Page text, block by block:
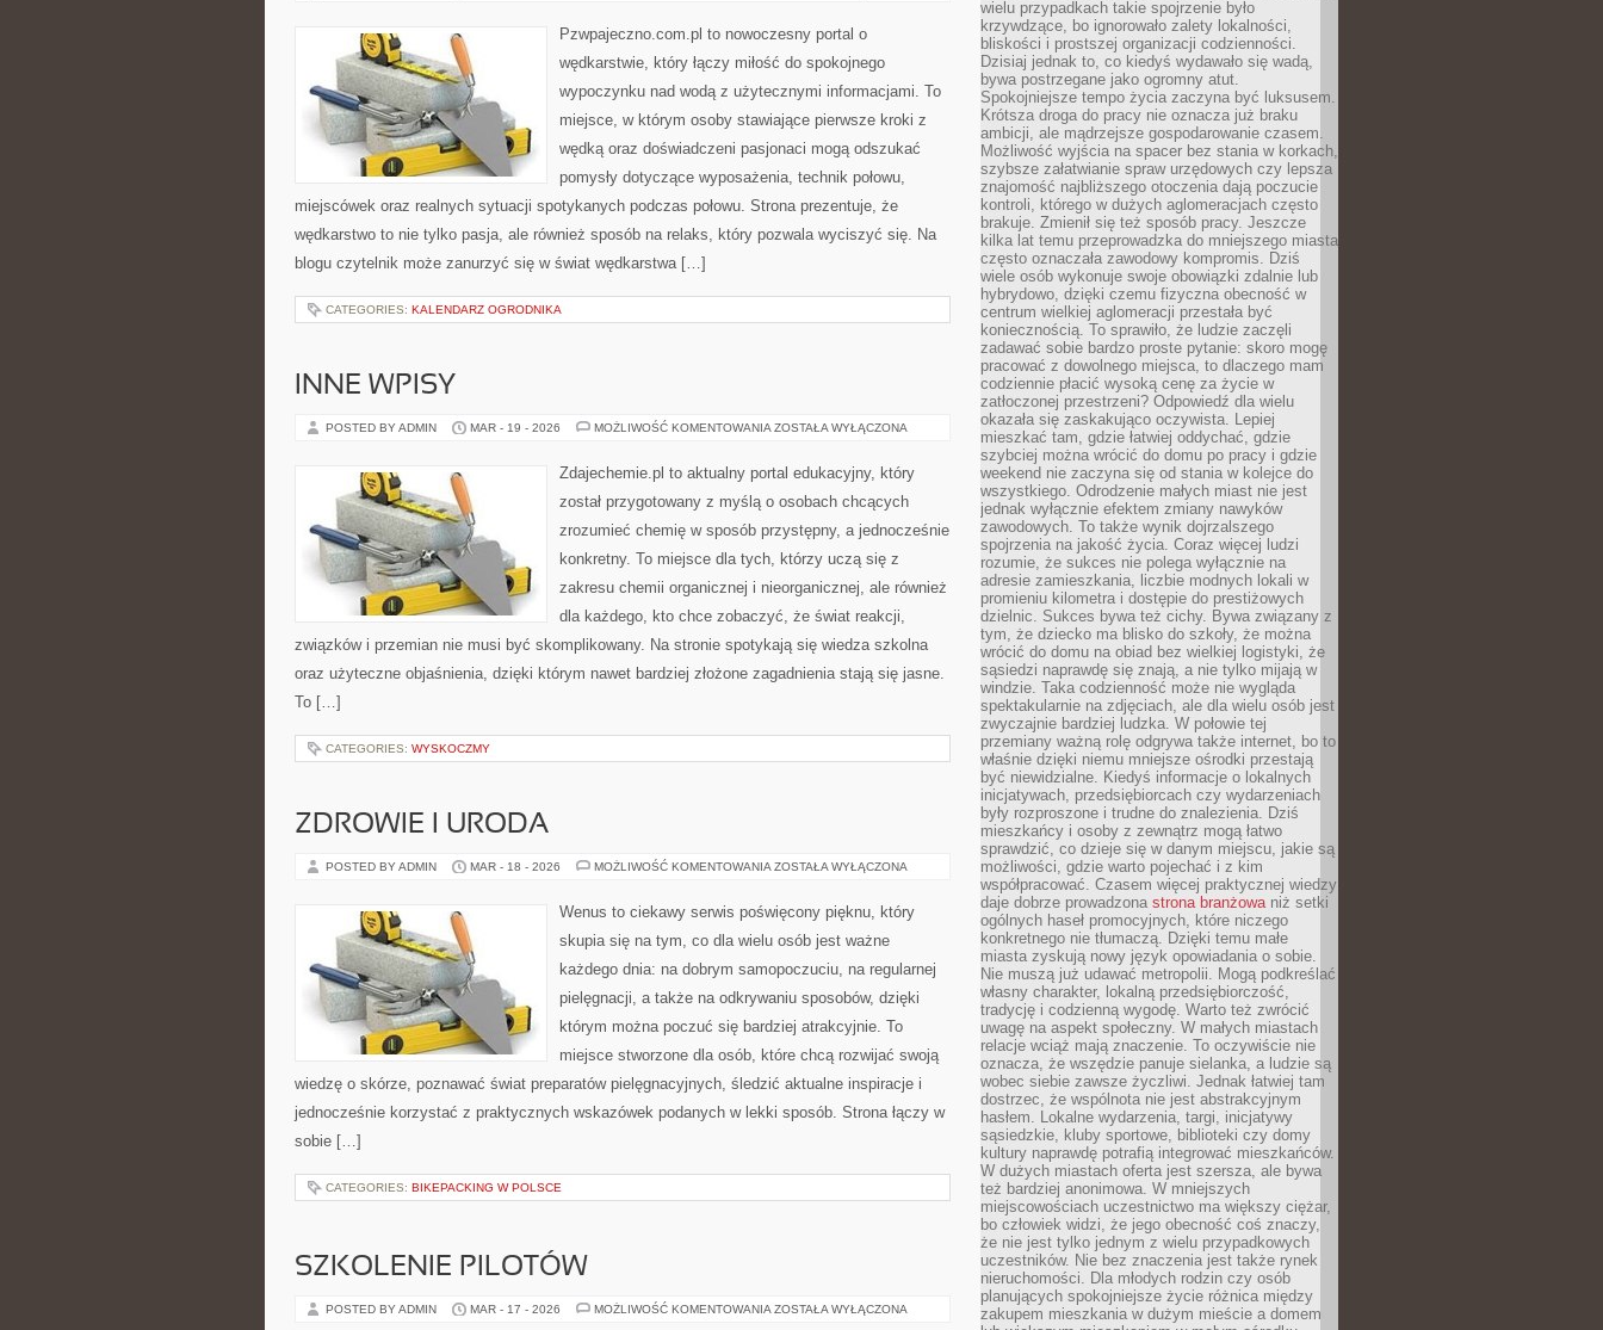
Pzwpajeczno.com.pl to nowoczesny portal o
wędkarstwie, który łączy miłość do spokojnego
wypoczynku nad wodą z użytecznymi informacjami. To
miejsce, w którym osoby stawiające pierwsze kroki z
wędką oraz doświadczeni pasjonaci mogą odszukać
pomysły dotyczące wyposażenia, technik połowu,
miejscówek oraz realnych sytuacji spotykanych podczas połowu. Strona prezentuje, że
wędkarstwo to nie tylko pasja, ale również sposób na relaks, który pozwala wyciszyć się. Na
blogu czytelnik może zanurzyć się w świat wędkarstwa […]
CATEGORIES: KALENDARZ OGRODNIKA
INNE WPISY
POSTED BY ADMIN MAR - 19 - 2026 MOŻLIWOŚĆ KOMENTOWANIA INNE
ZOSTAŁA WYŁĄCZONA
Zdajechemie.pl to aktualny portal edukacyjny, który
został przygotowany z myślą o osobach chcących
zrozumieć chemię w sposób przystępny, a jednocześnie
konkretny. To miejsce dla tych, którzy uczą się z
zakresu chemii organicznej i nieorganicznej, ale również
dla każdego, kto chce zobaczyć, że świat reakcji,
związków i przemian nie musi być skomplikowany. Na stronie spotykają się wiedza szkolna
oraz użyteczne objaśnienia, dzięki którym nawet bardziej złożone zagadnienia stają się jasne.
To […]
CATEGORIES: WYSKOCZMY
ZDROWIE I URODA
POSTED BY ADMIN MAR - 18 - 2026 MOŻLIWOŚĆ KOMENTOWANIA ZDROWIE
ZOSTAŁA WYŁĄCZONA
Wenus to ciekawy serwis poświęcony pięknu, który
skupia się na tym, co dla wielu osób jest ważne
każdego dnia: na dobrym samopoczuciu, na regularnej
pielęgnacji, a także na odkrywaniu sposobów, dzięki
którym można poczuć się bardziej atrakcyjnie. To
miejsce stworzone dla osób, które chcą rozwijać swoją
wiedzę o skórze, poznawać świat preparatów pielęgnacyjnych, śledzić aktualne inspiracje i
jednocześnie korzystać z praktycznych wskazówek podanych w lekki sposób. Strona łączy w
sobie […]
CATEGORIES: BIKEPACKING W POLSCE
SZKOLENIE PILOTÓW
POSTED BY ADMIN MAR - 17 - 2026 MOŻLIWOŚĆ KOMENTOWANIA SZKOLENIE
ZOSTAŁA WYŁĄCZONA
wielu przypadkach takie spojrzenie było
krzywdzące, bo ignorowało zalety lokalności,
bliskości i prostszej organizacji codzienności.
Dzisiaj jednak to, co kiedyś wydawało się wadą,
bywa postrzegane jako ogromny atut.
Spokojniejsze tempo życia zaczyna być luksusem.
Krótsza droga do pracy nie oznacza już braku
ambicji, ale mądrzejsze gospodarowanie czasem.
Możliwość wyjścia na spacer bez stania w korkach,
szybsze załatwianie spraw urzędowych czy lepsza
znajomość najbliższego otoczenia dają poczucie
kontroli, którego w dużych aglomeracjach często
brakuje. Zmienił się też sposób pracy. Jeszcze
kilka lat temu przeprowadzka do mniejszego miasta
często oznaczała zawodowy kompromis. Dziś
wiele osób wykonuje swoje obowiązki zdalnie lub
hybrydowo, dzięki czemu fizyczna obecność w
centrum wielkiej aglomeracji przestała być
koniecznością. To sprawiło, że ludzie zaczęli
zadawać sobie bardzo proste pytanie: skoro mogę
pracować z dowolnego miejsca, to dlaczego mam
codziennie płacić wysoką cenę za życie w
zatłoczonej przestrzeni? Odpowiedź dla wielu
okazała się zaskakująco oczywista. Lepiej
mieszkać tam, gdzie łatwiej oddychać, gdzie
szybciej można wrócić do domu po pracy i gdzie
weekend nie zaczyna się od stania w kolejce do
wszystkiego. Odrodzenie małych miast nie jest
jednak wyłącznie efektem zmiany nawyków
zawodowych. To także wynik dojrzalszego
spojrzenia na jakość życia. Coraz więcej ludzi
rozumie, że sukces nie polega wyłącznie na
adresie zamieszkania, liczbie modnych lokali w
promieniu kilometra i dostępie do prestiżowych
dzielnic. Sukces bywa też cichy. Bywa związany z
tym, że dziecko ma blisko do szkoły, że można
wrócić do domu na obiad bez wielkiej logistyki, że
sąsiedzi naprawdę się znają, a nie tylko mijają w
windzie. Taka codzienność może nie wygląda
spektakularnie na zdjęciach, ale dla wielu osób jest
zwyczajnie bardziej ludzka. W połowie tej
przemiany ważną rolę odgrywa także internet, bo to
właśnie dzięki niemu mniejsze ośrodki przestają
być niewidzialne. Kiedyś informacje o lokalnych
inicjatywach, przedsiębiorcach czy wydarzeniach
były rozproszone i trudne do znalezienia. Dziś
mieszkańcy i osoby z zewnątrz mogą łatwo
sprawdzić, co dzieje się w danym miejscu, jakie są
możliwości, gdzie warto pojechać i z kim
współpracować. Czasem więcej praktycznej wiedzy
daje dobrze prowadzona strona branżowaniż setki
ogólnych haseł promocyjnych, które niczego
konkretnego nie tłumaczą. Dzięki temu małe
miasta zyskują nowy język opowiadania o sobie.
Nie muszą już udawać metropolii. Mogą podkreślać
własny charakter, lokalną przedsiębiorczość,
tradycję i codzienną wygodę. Warto też zwrócić
uwagę na aspekt społeczny. W małych miastach
relacje wciąż mają znaczenie. To oczywiście nie
oznacza, że wszędzie panuje sielanka, a ludzie są
wobec siebie zawsze życzliwi. Jednak łatwiej tam
dostrzec, że wspólnota nie jest abstrakcyjnym
hasłem. Lokalne wydarzenia, targi, inicjatywy
sąsiedzkie, kluby sportowe, biblioteki czy domy
kultury naprawdę potrafią integrować mieszkańców.
W dużych miastach oferta jest szersza, ale bywa
też bardziej anonimowa. W mniejszych
miejscowościach uczestnictwo ma większy ciężar,
bo człowiek widzi, że jego obecność coś znaczy,
że nie jest tylko jednym z wielu przypadkowych
uczestników. Nie bez znaczenia jest także rynek
nieruchomości. Dla młodych rodzin czy osób
planujących spokojniejsze życie różnica między
zakupem mieszkania w dużym mieście a domem